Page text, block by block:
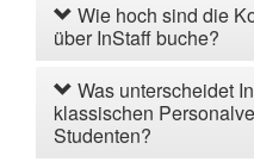
Wie hoch sind die
über InStaff buche?
Was unterscheidet
klassischen
Studenten?